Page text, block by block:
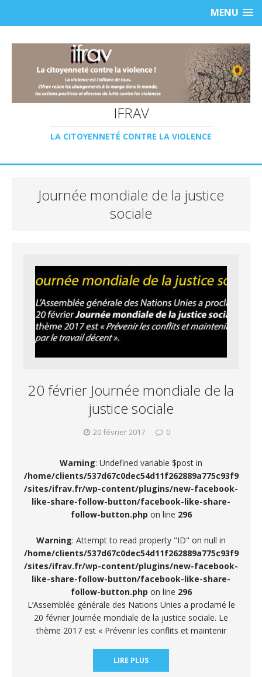
MENU
IFRAV
LA CITOYENNETÉ CONTRE LA VIOLENCE
Journée mondiale de la justice
sociale
20 février Journée mondiale de la
justice sociale
20 février 2017 0
Warning: Undefined variable $post in
/home/clients/537d67c0dec54d11f262889a775c93f9
/sites/ifrav.fr/wp-content/plugins/new-facebook-
like-share-follow-button/facebook-like-share-
follow-button.php on line 296
Warning: Attempt to read property "ID" on null in
/home/clients/537d67c0dec54d11f262889a775c93f9
/sites/ifrav.fr/wp-content/plugins/new-facebook-
like-share-follow-button/facebook-like-share-
follow-button.php on line 296
L’Assemblée générale des Nations Unies a proclamé le
20 février Journée mondiale de la justice sociale. Le
thème 2017 est « Prévenir les conflits et maintenir
LIRE PLUS